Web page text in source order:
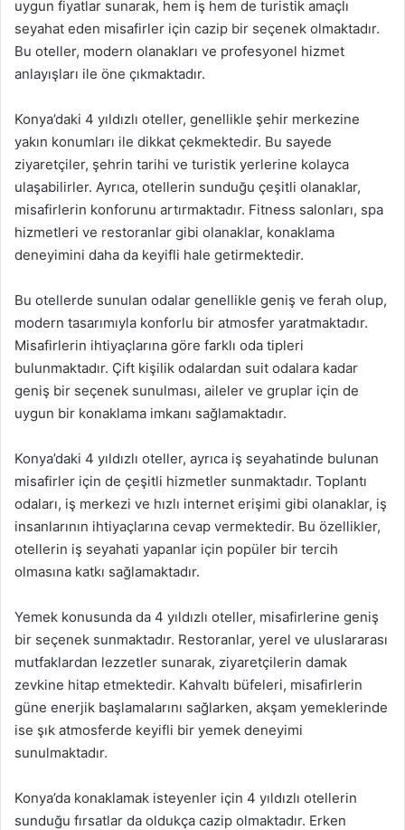
uygun fiyatlar sunarak, hem iş hem de turistik amaçlı
seyahat eden misafirler için cazip bir seçenek olmaktadır.
Bu oteller, modern olanakları ve profesyonel hizmet
anlayışları ile öne çıkmaktadır.
Konya’daki 4 yıldızlı oteller, genellikle şehir merkezine
yakın konumları ile dikkat çekmektedir. Bu sayede
ziyaretçiler, şehrin tarihi ve turistik yerlerine kolayca
ulaşabilirler. Ayrıca, otellerin sunduğu çeşitli olanaklar,
misafirlerin konforunu artırmaktadır. Fitness salonları, spa
hizmetleri ve restoranlar gibi olanaklar, konaklama
deneyimini daha da keyifli hale getirmektedir.
Bu otellerde sunulan odalar genellikle geniş ve ferah olup,
modern tasarımıyla konforlu bir atmosfer yaratmaktadır.
Misafirlerin ihtiyaçlarına göre farklı oda tipleri
bulunmaktadır. Çift kişilik odalardan suit odalara kadar
geniş bir seçenek sunulması, aileler ve gruplar için de
uygun bir konaklama imkanı sağlamaktadır.
Konya’daki 4 yıldızlı oteller, ayrıca iş seyahatinde bulunan
misafirler için de çeşitli hizmetler sunmaktadır. Toplantı
odaları, iş merkezi ve hızlı internet erişimi gibi olanaklar, iş
insanlarının ihtiyaçlarına cevap vermektedir. Bu özellikler,
otellerin iş seyahati yapanlar için popüler bir tercih
olmasına katkı sağlamaktadır.
Yemek konusunda da 4 yıldızlı oteller, misafirlerine geniş
bir seçenek sunmaktadır. Restoranlar, yerel ve uluslararası
mutfaklardan lezzetler sunarak, ziyaretçilerin damak
zevkine hitap etmektedir. Kahvaltı büfeleri, misafirlerin
güne enerjik başlamalarını sağlarken, akşam yemeklerinde
ise şık atmosferde keyifli bir yemek deneyimi
sunulmaktadır.
Konya’da konaklamak isteyenler için 4 yıldızlı otellerin
sunduğu fırsatlar da oldukça cazip olmaktadır. Erken